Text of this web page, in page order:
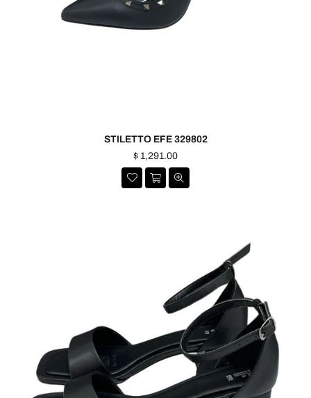
STILETTO EFE 329802
Precio
habitual
$ 1,291.00